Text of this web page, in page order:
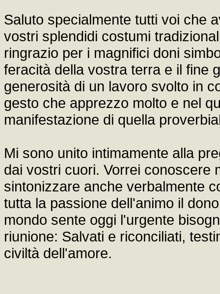
Saluto specialmente tutti voi che
vostri splendidi costumi
ringrazio per i magnifici doni
feracità della vostra terra e il fine
generosità di un lavoro svolto in
gesto che apprezzo molto e nel
manifestazione di quella
Mi sono unito intimamente alla
dai vostri cuori. Vorrei conoscere
sintonizzare anche verbalmente
tutta la passione dell'animo il
mondo sente oggi l'urgente
riunione: Salvati e riconciliati,
civiltà dell'amore.